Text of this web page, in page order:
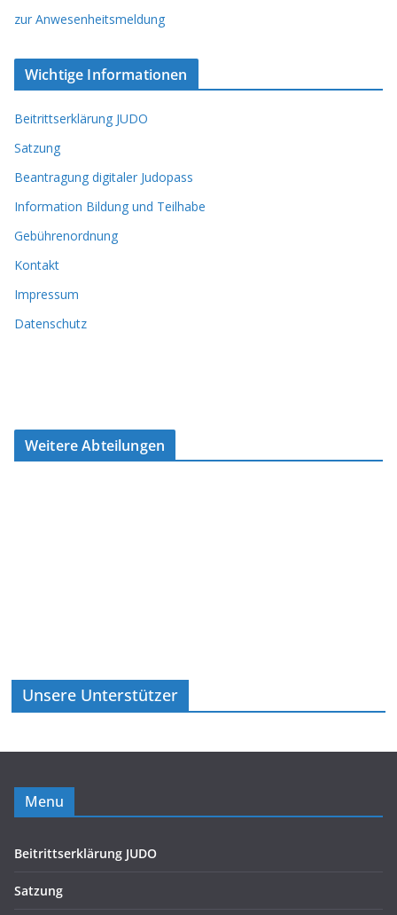
zur Anwesenheitsmeldung
Wichtige Informationen
Beitrittserklärung JUDO
Satzung
Beantragung digitaler Judopass
Information Bildung und Teilhabe
Gebührenordnung
Kontakt
Impressum
Datenschutz
Weitere Abteilungen
Unsere Unterstützer
Menu
Beitrittserklärung JUDO
Satzung